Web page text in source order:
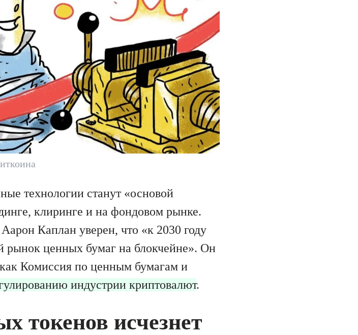
технологии станут «основой
клиринге и на фондовом рынке.
Каплан уверен, что «к 2030 году
рынок ценных бумаг на блокчейне». Он
Комиссия по ценным бумагам и
индустрии криптовалют.
токенов исчезнет